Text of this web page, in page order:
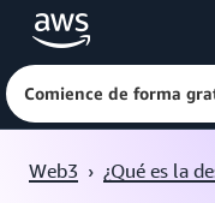
Comience de forma
Web3 › ¿Qué es la